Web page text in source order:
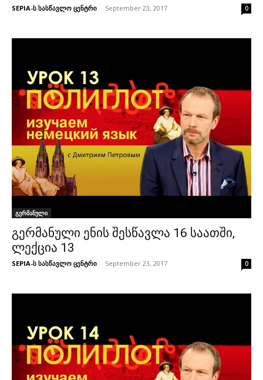
SEPIA-ს სასწავლო ცენტრი - September 23, 2017 0
გერმანული
გერმანული ენის შესწავლა 16 საათში,
ლექცია 13
SEPIA-ს სასწავლო ცენტრი - September 23, 2017 0